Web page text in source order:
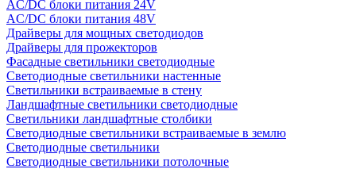
AC/DC блоки питания 24V
AC/DC блоки питания 48V
Драйверы для мощных светодиодов
Драйверы для прожекторов
Фасадные светильники светодиодные
Светодиодные светильники настенные
Светильники встраиваемые в стену
Ландшафтные светильники светодиодные
Светильники ландшафтные столбики
Светодиодные светильники встраиваемые в землю
Светодиодные светильники
Светодиодные светильники потолочные